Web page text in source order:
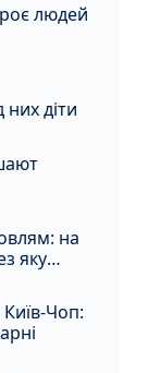
людей
діти
на
яку
Київ-Чоп: